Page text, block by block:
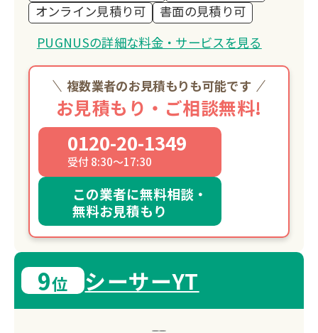
オンライン見積り可
書面の見積り可
PUGNUSの詳細な料金・サービスを見る
複数業者のお見積もりも可能です
お見積もり・ご相談無料!
0120-20-1349
受付 8:30～17:30
この業者に無料相談・
無料お見積もり
9位 シーサーYT